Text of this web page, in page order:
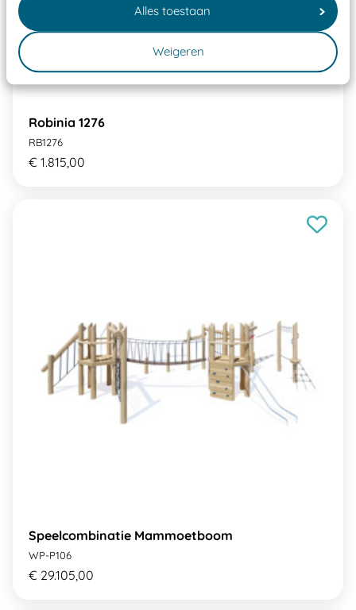
Alles toestaan
Weigeren
Robinia 1276
RB1276
€ 1.815,00
Speelcombinatie Mammoetboom
WP-P106
€ 29.105,00